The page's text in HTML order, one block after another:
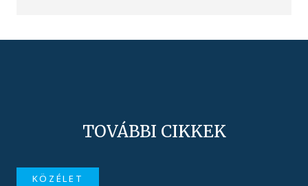
TOVÁBBI CIKKEK
KÖZÉLET